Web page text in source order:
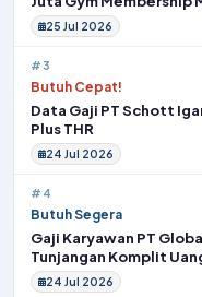
25 Jul 2026
#3
Butuh Cepat!
Data Gaji PT Schott
Plus THR
24 Jul 2026
#4
Butuh Segera
Gaji Karyawan PT
Tunjangan Komplit
24 Jul 2026